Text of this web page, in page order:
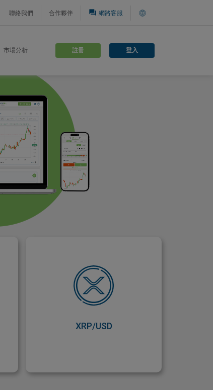
聯絡我們 合作夥伴 question_answer 網路客服
市場分析 註冊 登入
XRP/USD
在 easyMarkets 平台與應用程式
上， 以卓越交易條件交易瑞波幣
對美元，包括「無滑點保證止損
**」 （可作為進階附加功能啟